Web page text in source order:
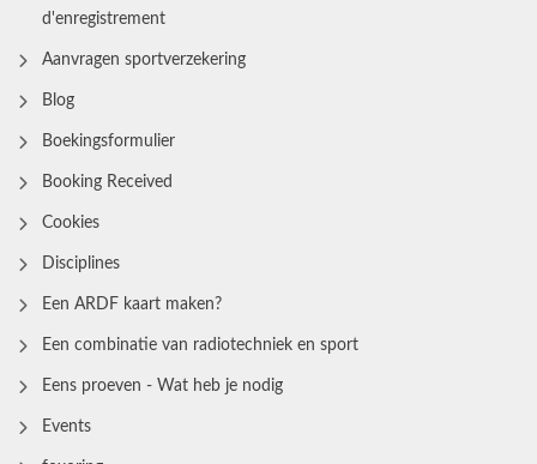
d'enregistrement
Aanvragen sportverzekering
Blog
Boekingsformulier
Booking Received
Cookies
Disciplines
Een ARDF kaart maken?
Een combinatie van radiotechniek en sport
Eens proeven - Wat heb je nodig
Events